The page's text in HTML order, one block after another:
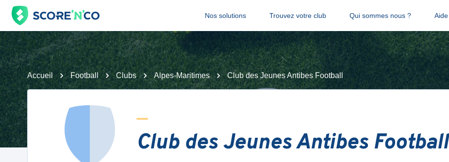
Nos solutions Trouvez votre club Qui sommes nous ? Aide
Accueil Football Clubs Alpes-Maritimes Club des Jeunes Antibes Football
Club des Jeunes Antibes Football